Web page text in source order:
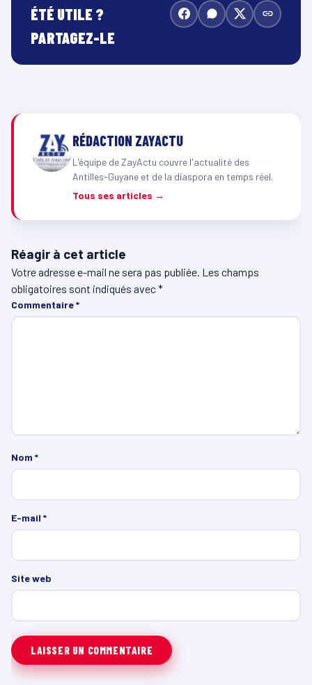
ÉTÉ UTILE ?
PARTAGEZ-LE
RÉDACTION ZAYACTU
L'équipe de ZayActu couvre l'actualité des
Antilles-Guyane et de la diaspora en temps réel.
Tous ses articles →
Réagir à cet article
Votre adresse e-mail ne sera pas publiée. Les champs
obligatoires sont indiqués avec*
Commentaire*
Nom *
E-mail *
Site web